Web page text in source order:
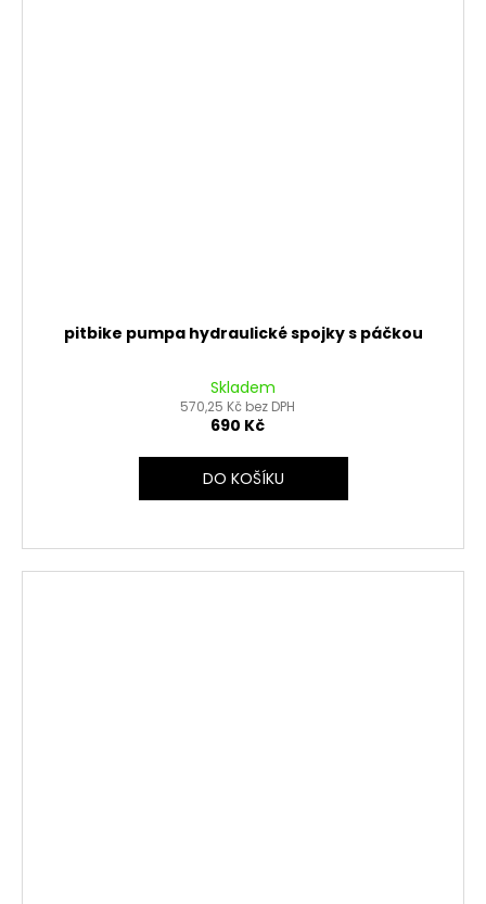
pitbike pumpa hydraulické spojky s páčkou
Skladem
570,25 Kč bez DPH
690 Kč
DO KOŠÍKU